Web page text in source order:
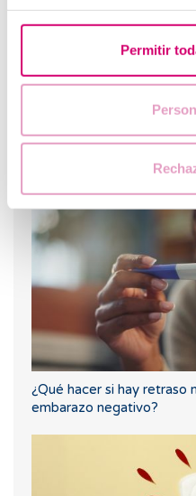
Permitir
¿Cuáles son los síntomas
¿Qué hacer si hay retraso
embarazo negativo?